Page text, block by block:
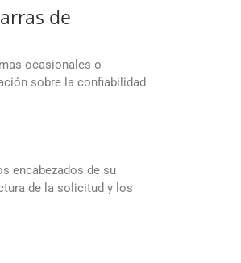
de
ocasionales o
sobre la confiabilidad
encabezados de su
de la solicitud y los